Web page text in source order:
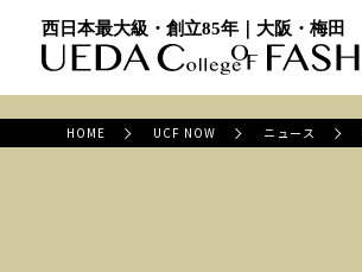
西日本最大級・創立85年｜大阪・梅田
HOME UCF NOW ニュース